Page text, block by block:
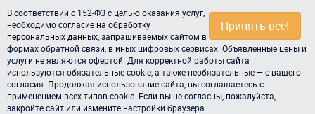
Принять всё!
В соответствии с 152-ФЗ с целью оказания услуг,
необходимосогласие на обработку
персональных данных , запрашиваемых сайтом в
формах обратной связи, в иных цифровых сервисах. Объявленные цены и
услуги не являются офертой! Для корректной работы сайта
используются обязательные cookie, а также необязательные — с вашего
согласия. Продолжая использование сайта, вы соглашаетесь с
применением всех типов cookie. Если вы не согласны, пожалуйста,
закройте сайт или измените настройки браузера.